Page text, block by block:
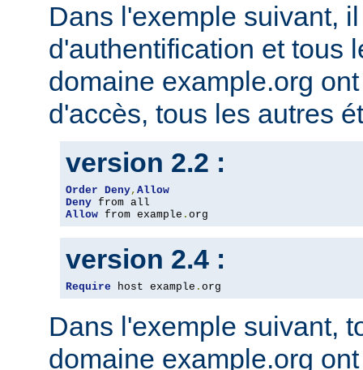
Dans l'exemple suivant,
d'authentification et tous
domaine example.org
d'accès, tous les autres
version 2.2 :
Order Deny, Allow
Deny
Allow from example . org
version 2.4 :
Require host example . org
Dans l'exemple suivant,
domaine example.org